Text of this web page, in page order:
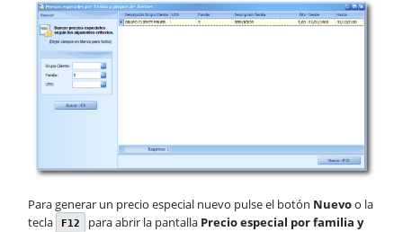
Para generar un precio especial nuevo pulse el botón Nuevoo la
tecla
F12 para abrir la pantalla Precio especial por familia y